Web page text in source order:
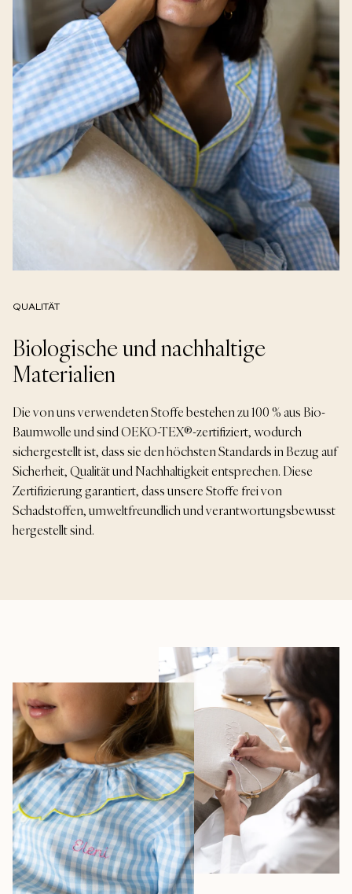
QUALITÄT
Biologische und nachhaltige
Materialien
Die von uns verwendeten Stoffe bestehen zu 100 % aus Bio-
Baumwolle und sind OEKO-TEX®-zertifiziert, wodurch
sichergestellt ist, dass sie den höchsten Standards in Bezug auf
Sicherheit, Qualität und Nachhaltigkeit entsprechen. Diese
Zertifizierung garantiert, dass unsere Stoffe frei von
Schadstoffen, umweltfreundlich und verantwortungsbewusst
hergestellt sind.